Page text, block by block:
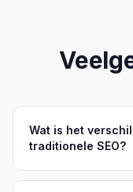
Wat is het
traditionele SEO?